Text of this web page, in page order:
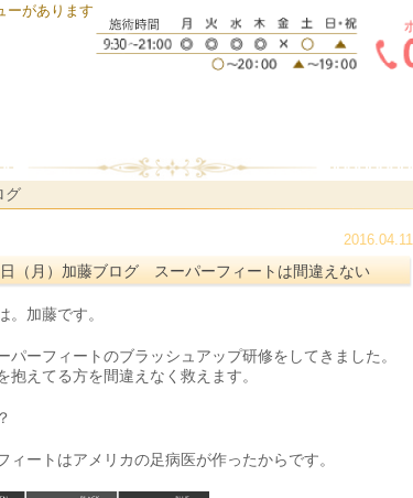
ーがあります
グ
2016.04.11
（月）加藤ブログ スーパーフィートは間違えない
。加藤です。
パーフィートのブラッシュアップ研修をしてきました。
抱えてる方を間違えなく救えます。
ィートはアメリカの足病医が作ったからです。